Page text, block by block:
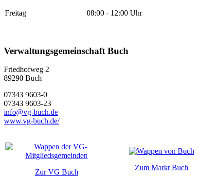
Freitag 08:00 - 12:00 Uhr
Verwaltungsgemeinschaft Buch
Friedhofweg 2
89290 Buch
07343 9603-0
07343 9603-23
info@vg-buch.de
www.vg-buch.de/
Zur VG Buch
Zum Markt Buch